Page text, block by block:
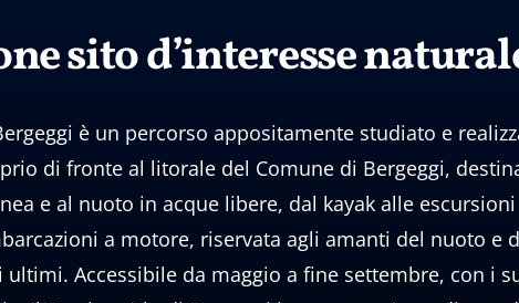
sito d’interesse
è un percorso appositamente studiato e
di fronte al litorale del Comune di Bergeggi,
e al nuoto in acque libere, dal kayak alle
a motore, riservata agli amanti del nuoto
ultimi. Accessibile da maggio a fine settembre, con i